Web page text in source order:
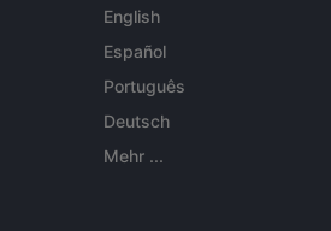
English
Español
Português
Deutsch
Mehr ...